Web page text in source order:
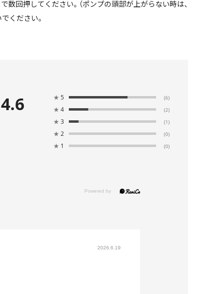
回押してください。（ポンプの頭部が上がらない時は、
ください。
4.6 ★ 5 (6)
★ 4 (2)
★ 3 (1)
★ 2 (0)
★ 1 (0)
2026.6.19